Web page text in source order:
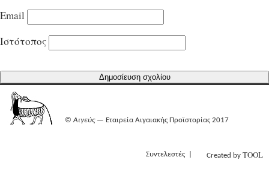
Email
Ιστότοπος
© Αιγεύς— Εταιρεία Αιγαιακής Προϊστορίας 2017
Συντελεστές Created by TOOL